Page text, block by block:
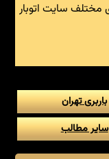
مختلف سایت اتوبار
باربری تهران
سایر مطالب